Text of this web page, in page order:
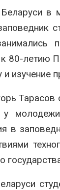
Беларуси
80-летию
и изучение
Тарасов
молодежи
в